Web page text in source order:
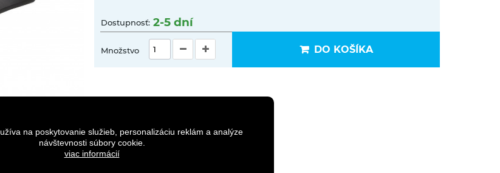
na poskytovanie služieb, personalizáciu reklám a analýze
návštevnosti súbory cookie.
viac informácií
Dostupnosť: 2-5 dní
Množstvo DO KOŠÍKA